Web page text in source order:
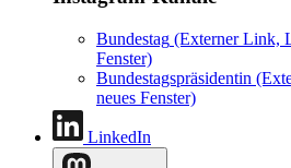
Bundestag (Externer Link,
Fenster)
Bundestagspräsidentin
neues Fenster)
LinkedIn